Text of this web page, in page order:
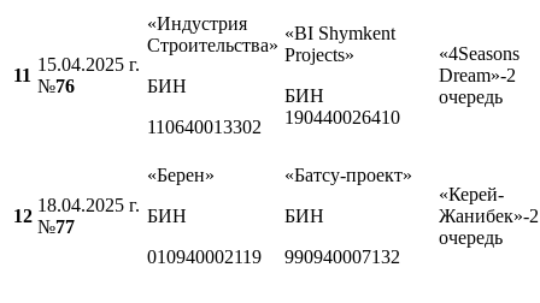
11
15.04.2025 г.
№76
«Индустрия
Строительства»
БИН
110640013302
«BI Shymkent
Projects»
БИН
190440026410
«4Seasons
Dream»-2
очередь
12
18.04.2025 г.
№77
«Берен»
БИН
010940002119
«Батсу-проект»
БИН
990940007132
«Керей-
Жанибек»-2
очередь